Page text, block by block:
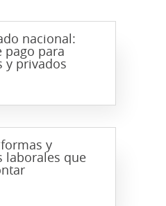
nacional:
pago para
y privados
y
laborales que